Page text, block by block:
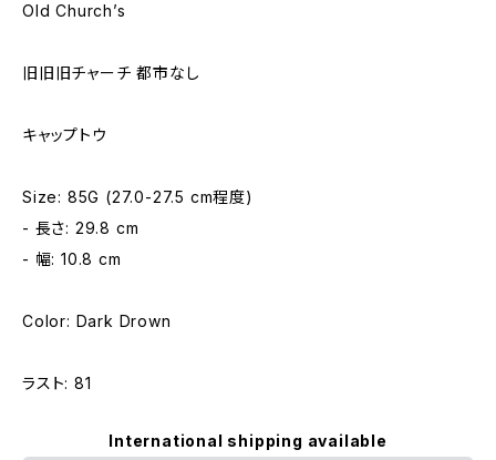
Old Church’s
旧旧旧チャーチ 都市なし
キャップトウ
Size: 85G (27.0-27.5 cm程度)
- 長さ: 29.8 cm
- 幅: 10.8 cm
Color: Dark Drown
ラスト: 81
International shipping available